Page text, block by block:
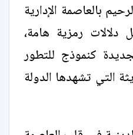
بالعاصمة الإدارية
دلالات رمزية هامة،
كنموذج للتطور
التي تشهدها الدولة